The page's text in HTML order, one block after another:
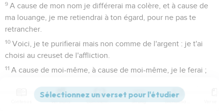
9 A cause de mon nom je différerai ma colère, et à cause de
ma louange, je me retiendrai à ton égard, pour ne pas te
retrancher.
10 Voici, je te purifierai mais non comme de l'argent : je t'ai
choisi au creuset de l'affliction.
11 A cause de moi-même, à cause de moi-même, je le ferai ;
pas ma gloire à un autre.
Versions Commentaires Strong